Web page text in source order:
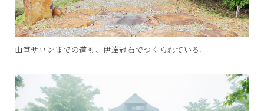
山堂サロンまでの道も、伊達冠石でつくられている。